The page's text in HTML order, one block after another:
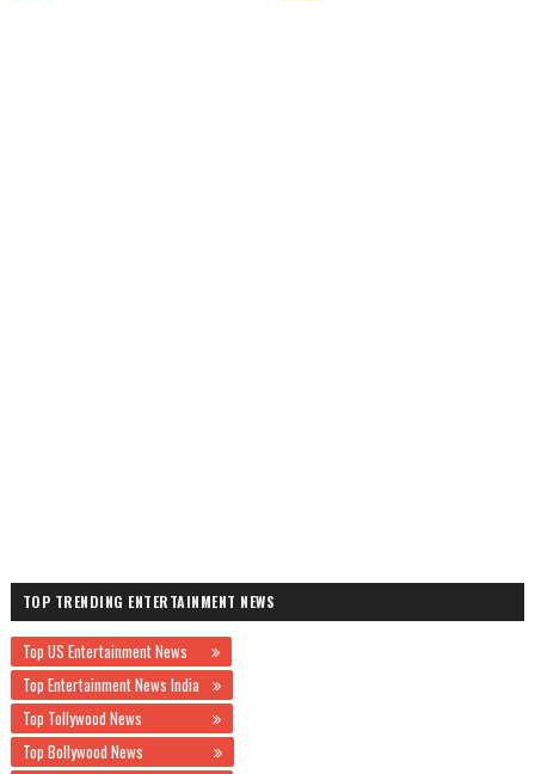
TOP TRENDING ENTERTAINMENT NEWS
Top US Entertainment News
Top Entertainment News India
Top Tollywood News
Top Bollywood News